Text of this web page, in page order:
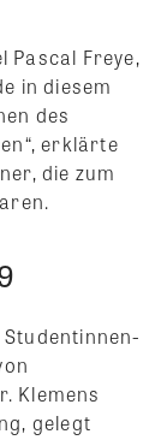
Pascal Freye,
in diesem
des
erklärte
die zum
Klemens
gelegt